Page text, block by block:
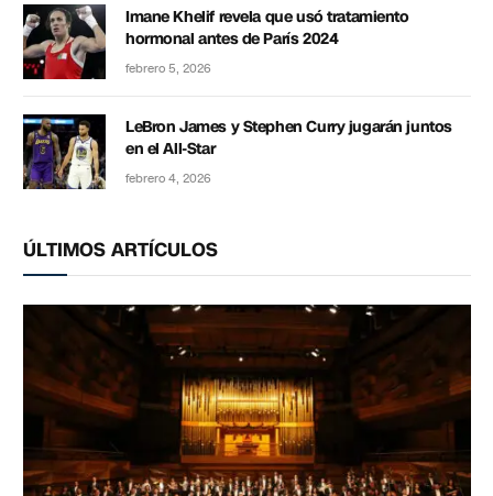
Imane Khelif revela que usó tratamiento
hormonal antes de París 2024
febrero 5, 2026
LeBron James y Stephen Curry jugarán juntos
en el All-Star
febrero 4, 2026
ÚLTIMOS ARTÍCULOS